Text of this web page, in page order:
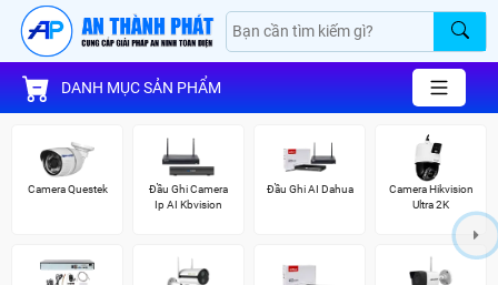
DANH MỤC SẢN PHẨM
Camera Questek
Đầu Ghi Camera
Ip AI Kbvision
Đầu Ghi AI Dahua
Camera Hikvision
Ultra 2K